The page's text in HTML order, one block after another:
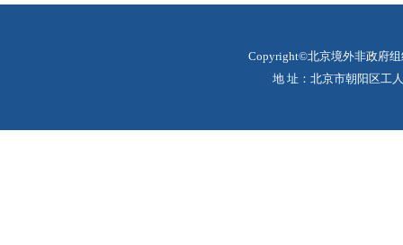
Copyright©北京境外非政府
地 址：北京市朝阳区工